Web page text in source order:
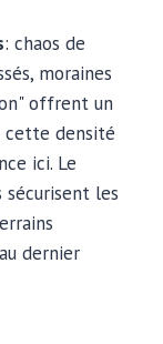
: chaos de
moraines
offrent un
cette densité
ici. Le
sécurisent les
dernier